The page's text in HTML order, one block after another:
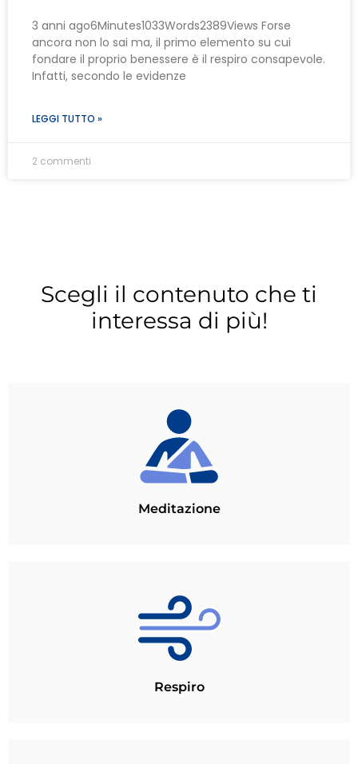
3 anni ago6Minutes1033Words2389Views Forse
ancora non lo sai ma, il primo elemento su cui
fondare il proprio benessere è il respiro consapevole.
Infatti, secondo le evidenze
LEGGI TUTTO »
2 commenti
Scegli il contenuto che ti
interessa di più!
Meditazione
Respiro